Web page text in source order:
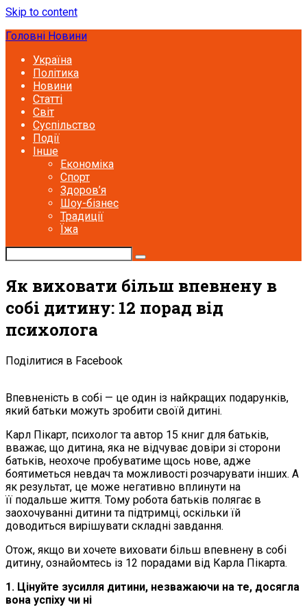
Skip to content
Головні Новини
Україна
Політика
Новини
Статті
Світ
Суспільство
Події
Інше
Економіка
Спорт
Здоров’я
Шоу-бізнес
Традиції
Їжа
Як виховати більш впевнену в
собі дитину: 12 порад від
психолога
Поділитися в Facebook
Впевненість в собі — це один із найкращих подарунків,
який батьки можуть зробити своїй дитині.
Карл Пікарт, психолог та автор 15 книг для батьків,
вважає, що дитина, яка не відчуває довіри зі сторони
батьків, неохоче пробуватиме щось нове, адже
боятиметься невдач та можливості розчарувати інших. А
як результат, це може негативно вплинути на
її подальше життя. Тому робота батьків полягає в
заохочуванні дитини та підтримці, оскільки їй
доводиться вирішувати складні завдання.
Отож, якщо ви хочете виховати більш впевнену в собі
дитину, ознайомтесь із 12 порадами від Карла Пікарта.
1. Цінуйте зусилля дитини, незважаючи на те, досягла
вона успіху чи ні